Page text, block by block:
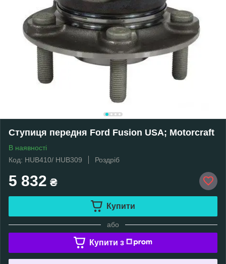
Ступиця передня Ford Fusion USA; Motorcraft
В наявності
Код: HUB410/ HUB309
Роздріб
5 832 ₴
Купити
або
Купити з